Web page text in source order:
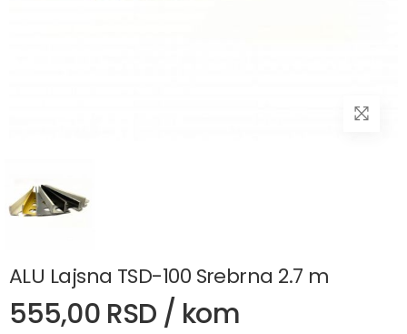
ALU Lajsna TSD-100 Srebrna 2.7 m
555,00 RSD / kom